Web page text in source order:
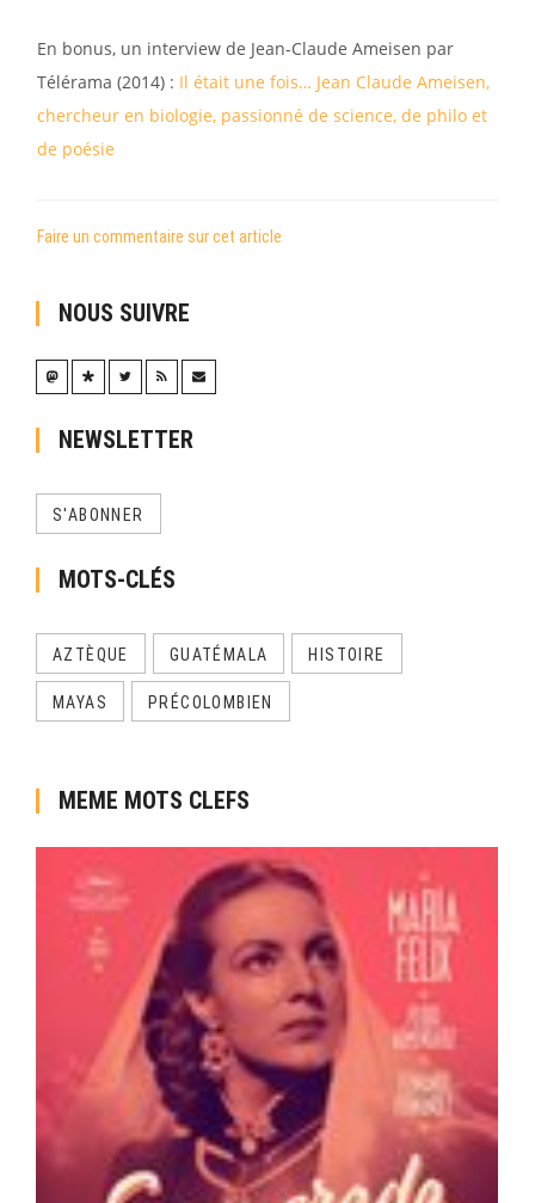
En bonus, un interview de Jean-Claude Ameisen par
Télérama (2014) : Il était une fois… Jean Claude Ameisen,
chercheur en biologie, passionné de science, de philo et
de poésie
Faire un commentaire sur cet article
NOUS SUIVRE
NEWSLETTER
S'ABONNER
MOTS-CLÉS
AZTÈQUE GUATÉMALA HISTOIRE
MAYAS PRÉCOLOMBIEN
MEME MOTS CLEFS